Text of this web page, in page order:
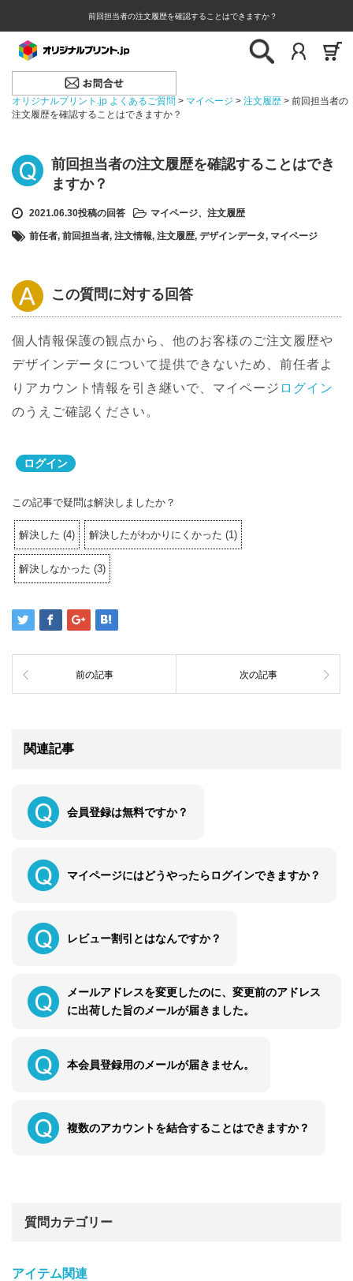
前回担当者の注文履歴を確認することはできますか？
オリジナルプリント.jp よくあるご質問 > マイページ > 注文履歴 > 前回担当者の
注文履歴を確認することはできますか？
前回担当者の注文履歴を確認することはでき
ますか？
2021.06.30投稿の回答 マイページ、 注文履歴
前任者, 前回担当者, 注文情報, 注文履歴, デザインデータ, マイページ
この質問に対する回答
個人情報保護の観点から、他のお客様のご注文履歴や
デザインデータについて提供できないため、前任者よ
りアカウント情報を引き継いで、マイページ ログイン
のうえご確認ください。
ログイン
この記事で疑問は解決しましたか？
解決した (4) 解決したがわかりにくかった (1)
解決しなかった (3)
前の記事 次の記事
関連記事
会員登録は無料ですか？
マイページにはどうやったらログインできますか？
レビュー割引とはなんですか？
メールアドレスを変更したのに、変更前のアドレス
に出荷した旨のメールが届きました。
本会員登録用のメールが届きません。
複数のアカウントを結合することはできますか？
質問カテゴリー
アイテム関連